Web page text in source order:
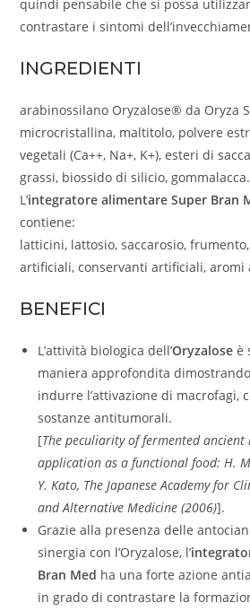
quindi pensabile che si possa
contrastare i sintomi
INGREDIENTI
arabinossilano Oryzalose® da Oryza
microcristallina, maltitolo, polvere
vegetali (Ca++, Na+, K+), esteri di
grassi, biossido di silicio, gommalacca.
L’integratore alimentare Super Bran
contiene:
latticini, lattosio, saccarosio,
artificiali, conservanti artificiali, aromi
BENEFICI
L’attività biologica dell’Oryzalose è
maniera approfondita
indurre l’attivazione di macrofagi,
sostanze antitumorali.
[The peculiarity of fermented
application as a functional food: H.
Y. Kato, The Japanese Academy for
and Alternative Medicine (2006)].
Grazie alla presenza delle
sinergia con l’Oryzalose, l’
Bran Med ha una forte azione
in grado di contrastare la